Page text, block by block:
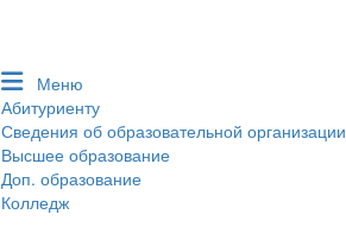
Меню
Абитуриенту
Сведения об образовательной организации
Высшее образование
Доп. образование
Колледж